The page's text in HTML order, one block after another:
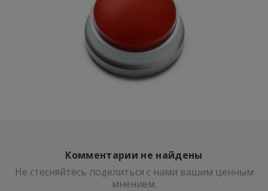
Комментарии не найдены
Не стесняйтесь поделиться с нами вашим ценным
мнением.